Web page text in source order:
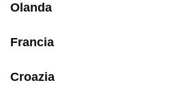
Olanda
Francia
Croazia